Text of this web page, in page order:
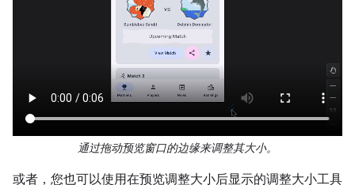
通过拖动预览窗口的边缘来调整其大小。
或者，您也可以使用在预览调整大小后显示的调整大小工具